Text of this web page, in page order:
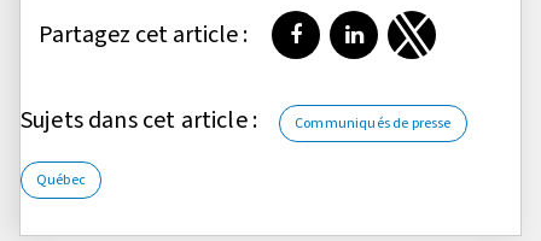
Partagez cet article : Partager sur Facebook
Partager surPartager sur
Sujets dans cet article : Communiqués de presse
Québec